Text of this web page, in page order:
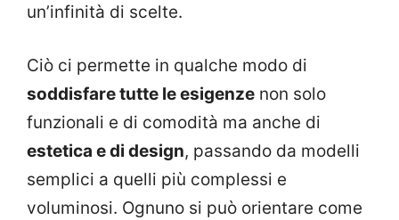
un’infinità di scelte.
Ciò ci permette in qualche modo di
soddisfare tutte le esigenze non solo
funzionali e di comodità ma anche di
estetica e di design, passando da modelli
semplici a quelli più complessi e
voluminosi. Ognuno si può orientare come